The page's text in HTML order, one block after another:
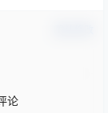
论